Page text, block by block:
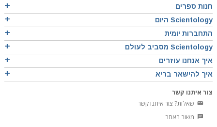
חנות ספרים
Scientology היום
התחברות יומית
Scientology מסביב לעולם
איך אנחנו עוזרים
איך להישאר בריא
צור איתנו קשר
שאלות? צור איתנו קשר
משוב באתר